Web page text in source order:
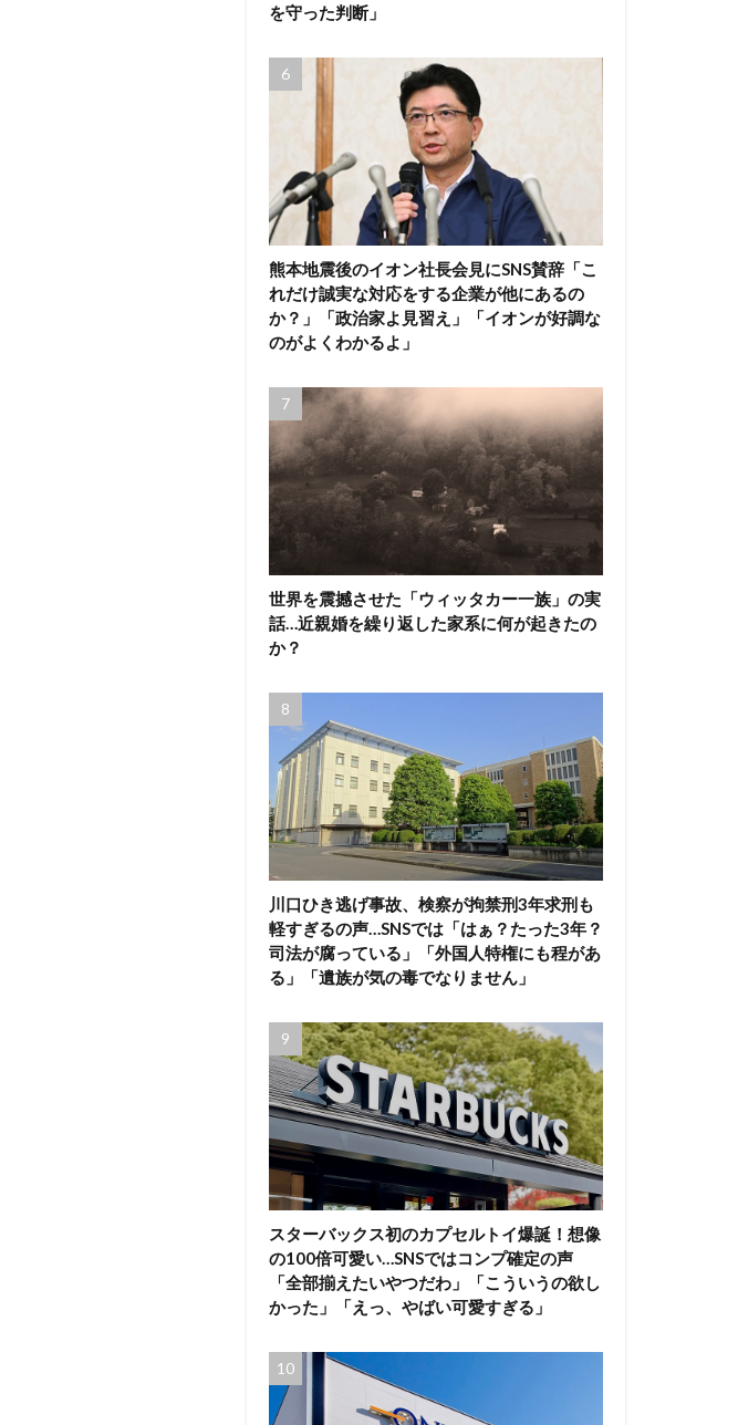
を守った判断」
熊本地震後のイオン社長会見にSNS賛辞「こ
れだけ誠実な対応をする企業が他にあるの
か？」「政治家よ見習え」「イオンが好調な
のがよくわかるよ」
世界を震撼させた「ウィッタカー一族」の実
話…近親婚を繰り返した家系に何が起きたの
か？
川口ひき逃げ事故、検察が拘禁刑3年求刑も
軽すぎるの声…SNSでは「はぁ？たった3年？
司法が腐っている」「外国人特権にも程があ
る」「遺族が気の毒でなりません」
スターバックス初のカプセルトイ爆誕！想像
の100倍可愛い…SNSではコンプ確定の声
「全部揃えたいやつだわ」「こういうの欲し
かった」「えっ、やばい可愛すぎる」